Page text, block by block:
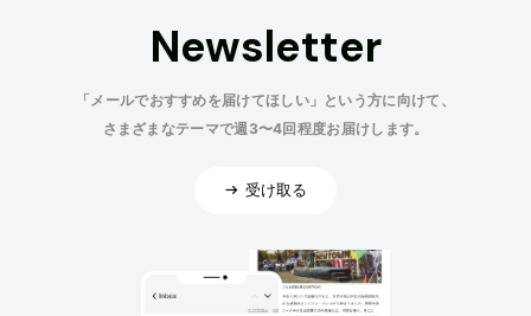
Newsletter
「メールでおすすめを届けてほしい」という方に向けて、
さまざまなテーマで週3〜4回程度お届けします。
受け取る